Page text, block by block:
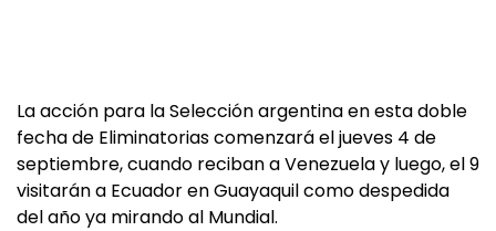
La acción para la Selección argentina en esta doble
fecha de Eliminatorias comenzará el jueves 4 de
septiembre, cuando reciban a Venezuela y luego, el 9
visitarán a Ecuador en Guayaquil como despedida
del año ya mirando al Mundial.